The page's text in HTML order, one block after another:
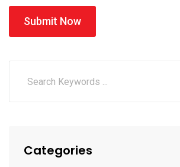
Submit Now
Categories